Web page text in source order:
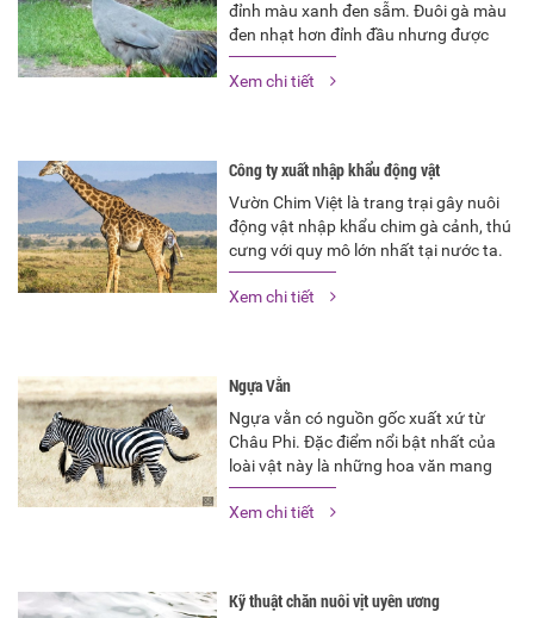
đỉnh màu xanh đen sẫm. Đuôi gà màu
đen nhạt hơn đỉnh đầu nhưng được
tạo nên từ 24 chiếc lông vũ nên hơi xòe
và co dáng khá đẹp mắt
Xem chi tiết
Công ty xuất nhập khẩu động vật
Vườn Chim Việt là trang trại gây nuôi
động vật nhập khẩu chim gà cảnh, thú
cưng với quy mô lớn nhất tại nước ta.
Vì vậy, nếu quý khách có nhu cầu chọn
mua các loại chim gà cảnh, thú cưng
Xem chi tiết
Ngựa Vằn
Ngựa vằn có nguồn gốc xuất xứ từ
Châu Phi. Đặc điểm nổi bật nhất của
loài vật này là những hoa văn mang
họa tiết sọc đen trắng trên người giúp
chúng trở lên đẹp và độc đáo
Xem chi tiết
Kỹ thuật chăn nuôi vịt uyên ương